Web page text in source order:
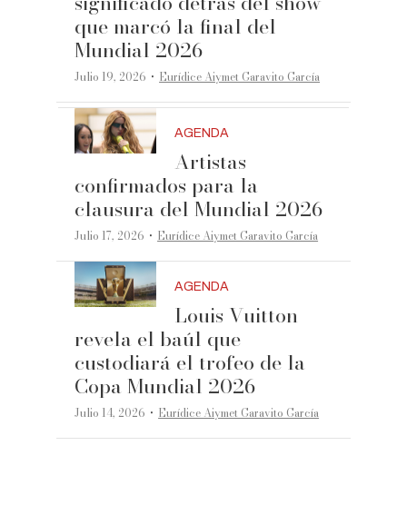
que marcó la final del
Mundial 2026
Julio 19, 2026 ·Eurídice Aiymet Garavito García
AGENDA
Artistas
confirmados para la
clausura del Mundial 2026
Julio 17, 2026 ·Eurídice Aiymet Garavito García
AGENDA
Louis Vuitton
revela el baúl que
custodiará el trofeo de la
Copa Mundial 2026
Julio 14, 2026 ·Eurídice Aiymet Garavito García